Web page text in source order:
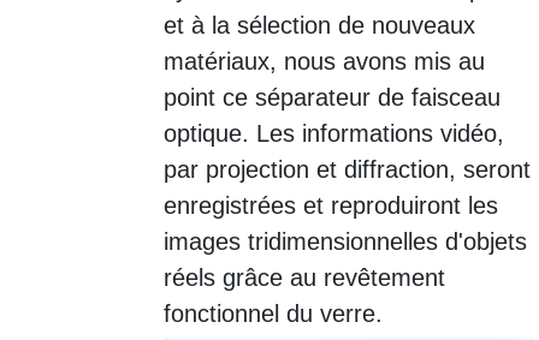
et à la sélection de nouveaux
matériaux, nous avons mis au
point ce séparateur de faisceau
optique. Les informations vidéo,
par projection et diffraction, seront
enregistrées et reproduiront les
images tridimensionnelles d'objets
réels grâce au revêtement
fonctionnel du verre.